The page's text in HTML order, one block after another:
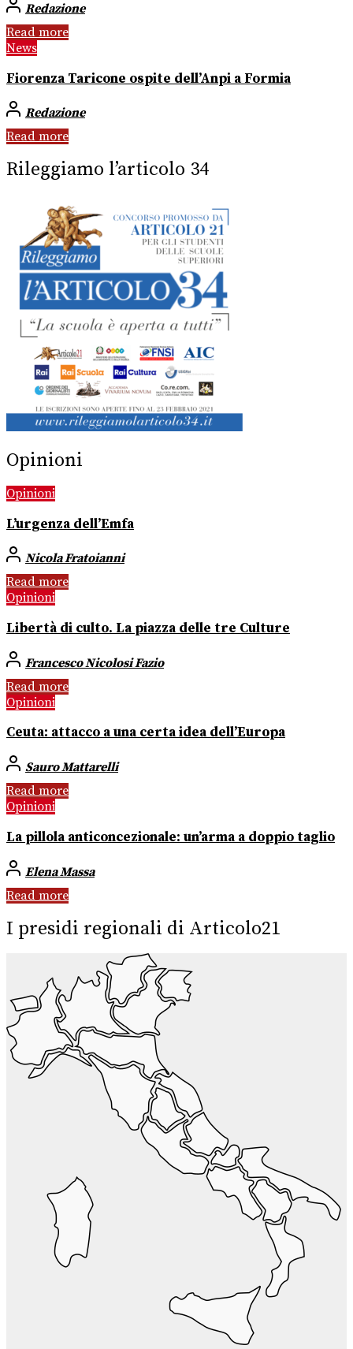
Redazione
Read more
News
Fiorenza Taricone ospite dell’Anpi a Formia
Redazione
Read more
Rileggiamo l’articolo 34
Opinioni
Opinioni
L’urgenza dell’Emfa
Nicola Fratoianni
Read more
Opinioni
Libertà di culto. La piazza delle tre Culture
Francesco Nicolosi Fazio
Read more
Opinioni
Ceuta: attacco a una certa idea dell’Europa
Sauro Mattarelli
Read more
Opinioni
La pillola anticoncezionale: un’arma a doppio taglio
Elena Massa
Read more
I presidi regionali di Articolo21